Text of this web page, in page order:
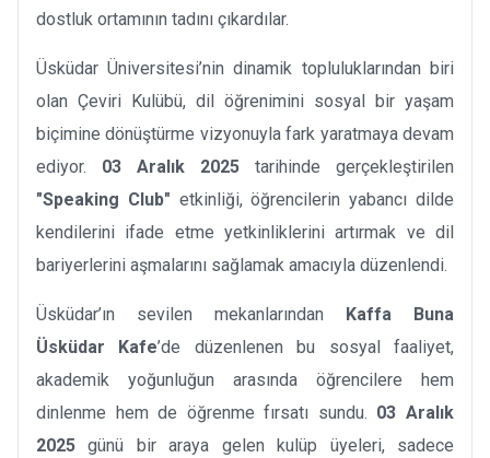
dostluk ortamının tadını çıkardılar.
Üsküdar Üniversitesi’nin dinamik topluluklarından biri
olan Çeviri Kulübü, dil öğrenimini sosyal bir yaşam
biçimine dönüştürme vizyonuyla fark yaratmaya devam
ediyor. 03 Aralık 2025tarihinde gerçekleştirilen
"Speaking Club" etkinliği, öğrencilerin yabancı dilde
kendilerini ifade etme yetkinliklerini artırmak ve dil
bariyerlerini aşmalarını sağlamak amacıyla düzenlendi.
Üsküdar’ın sevilen mekanlarından
Kaffa Buna
Üsküdar Kafe’de düzenlenen bu sosyal faaliyet,
akademik yoğunluğun arasında öğrencilere hem
dinlenme hem de öğrenme fırsatı sundu. 03 Aralık
2025 günü bir araya gelen kulüp üyeleri, sadece